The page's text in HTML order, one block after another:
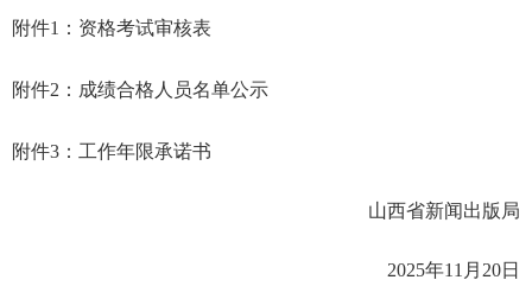
附件1：资格考试审核表
附件2：成绩合格人员名单公示
附件3：工作年限承诺书
山西省新闻出版局
2025年11月20日